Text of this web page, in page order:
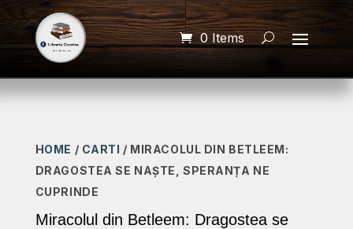
0 Items
HOME / CARTI / MIRACOLUL DIN BETLEEM:
DRAGOSTEA SE NAȘTE, SPERANȚA NE
CUPRINDE
Miracolul din Betleem: Dragostea se